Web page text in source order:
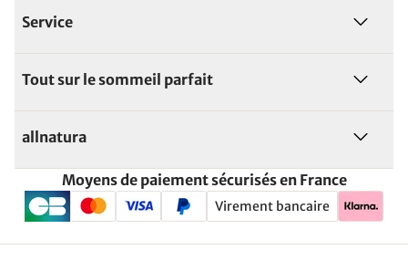
Service
Tout sur le sommeil parfait
allnatura
Moyens de paiement sécurisés en France
Virement bancaire